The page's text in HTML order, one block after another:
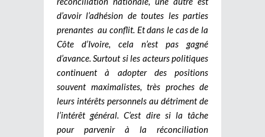
d’avoir l’adhésion de toutes les parties
prenantes au conflit. Et dans le cas de la
Côte d’Ivoire, cela n’est pas gagné
d’avance. Surtout si les acteurs politiques
continuent à adopter des positions
souvent maximalistes, très proches de
leurs intérêts personnels au détriment de
l’intérêt général. C’est dire si la tâche
pour parvenir à la réconciliation